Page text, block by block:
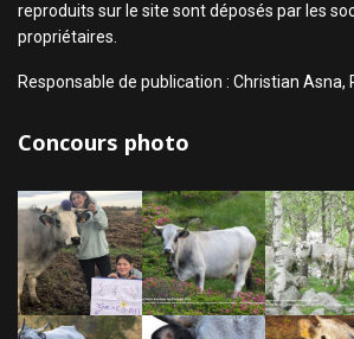
reproduits sur le site sont déposés par les
propriétaires.
Responsable de publication : Christian Asna,
Concours photo